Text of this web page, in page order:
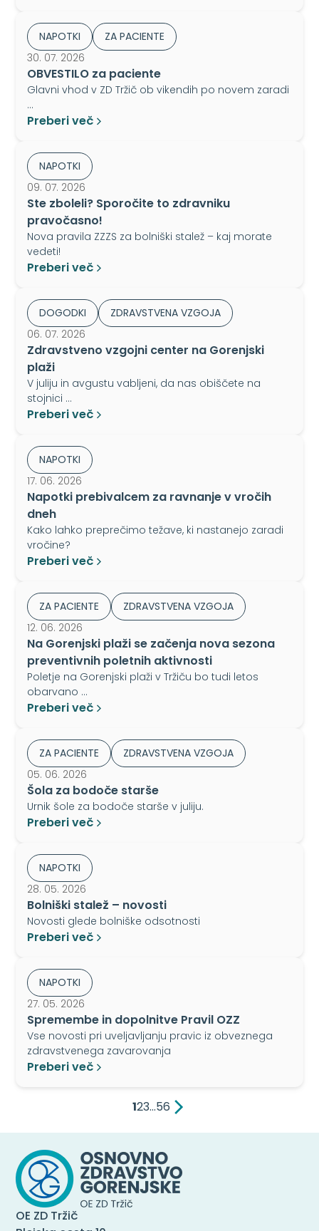
NAPOTKI
ZA PACIENTE
30. 07. 2026
OBVESTILO za paciente
Glavni vhod v ZD Tržič ob vikendih po novem zaradi
…
Preberi več
NAPOTKI
09. 07. 2026
Ste zboleli? Sporočite to zdravniku
pravočasno!
Nova pravila ZZZS za bolniški stalež – kaj morate
vedeti!
Preberi več
DOGODKI
ZDRAVSTVENA VZGOJA
06. 07. 2026
Zdravstveno vzgojni center na Gorenjski
plaži
V juliju in avgustu vabljeni, da nas obiščete na
stojnici …
Preberi več
NAPOTKI
17. 06. 2026
Napotki prebivalcem za ravnanje v vročih
dneh
Kako lahko preprečimo težave, ki nastanejo zaradi
vročine?
Preberi več
ZA PACIENTE
ZDRAVSTVENA VZGOJA
12. 06. 2026
Na Gorenjski plaži se začenja nova sezona
preventivnih poletnih aktivnosti
Poletje na Gorenjski plaži v Tržiču bo tudi letos
obarvano …
Preberi več
ZA PACIENTE
ZDRAVSTVENA VZGOJA
05. 06. 2026
Šola za bodoče starše
Urnik šole za bodoče starše v juliju.
Preberi več
NAPOTKI
28. 05. 2026
Bolniški stalež – novosti
Novosti glede bolniške odsotnosti
Preberi več
NAPOTKI
27. 05. 2026
Spremembe in dopolnitve Pravil OZZ
Vse novosti pri uveljavljanju pravic iz obveznega
zdravstvenega zavarovanja
Preberi več
123…56
OE ZD Tržič